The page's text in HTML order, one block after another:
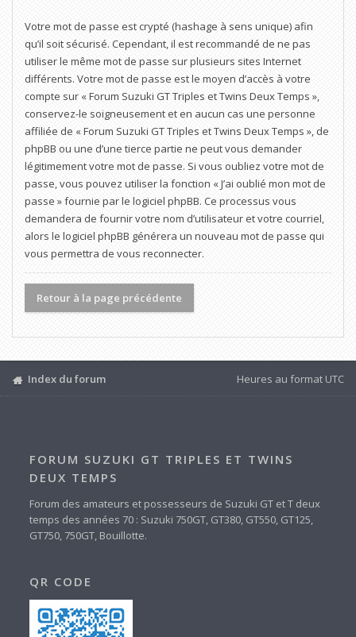
Votre mot de passe est crypté (hashage à sens unique) afin
qu’il soit sécurisé. Cependant, il est recommandé de ne pas
utiliser le même mot de passe sur plusieurs sites Internet
différents. Votre mot de passe est le moyen d’accès à votre
compte sur « Forum Suzuki GT Triples et Twins Deux Temps »,
conservez-le soigneusement et en aucun cas une personne
affiliée de « Forum Suzuki GT Triples et Twins Deux Temps », de
phpBB ou une d’une tierce partie ne peut vous demander
légitimement votre mot de passe. Si vous oubliez votre mot de
passe, vous pouvez utiliser la fonction « J’ai oublié mon mot de
passe » fournie par le logiciel phpBB. Ce processus vous
demandera de fournir votre nom d’utilisateur et votre courriel,
alors le logiciel phpBB générera un nouveau mot de passe qui
vous permettra de vous reconnecter.
Retour à la page précédente
Index du forum Heures au format UTC
FORUM SUZUKI GT TRIPLES ET TWINS
DEUX TEMPS
Forum des amateurs et possesseurs de Suzuki GT et T deux
temps des années 70 : Suzuki 750GT, GT380, GT550, GT125,
GT750, 750GT, Bouillotte.
QR CODE